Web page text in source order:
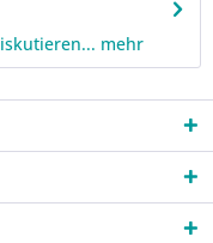
mehr